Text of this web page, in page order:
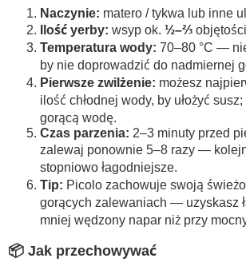
Naczynie: matero / tykwa lub inne
Ilość yerby: wsyp ok. ½–⅔
Temperatura wody: 70–80 °C —
by nie doprowadzić do nadmiernej
Pierwsze zwilżenie: możesz
ilość chłodnej wody, by ułożyć
gorącą wodę.
Czas parzenia: 2–3 minuty przed
zalewaj ponownie 5–8 razy —
stopniowo łagodniejsze.
Tip: Picolo zachowuje swoją
gorących zalewaniach — uzyskasz
mniej wędzony napar niż przy
📦 Jak przechowywać